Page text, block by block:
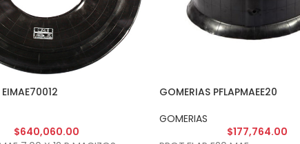
$640,060.00
GOMERIAS PFLAPMAEE20
GOMERIAS
$177,764.00